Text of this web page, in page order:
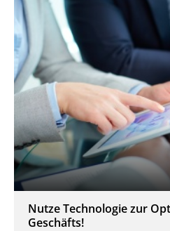
Nutze Technologie zur
Geschäfts!